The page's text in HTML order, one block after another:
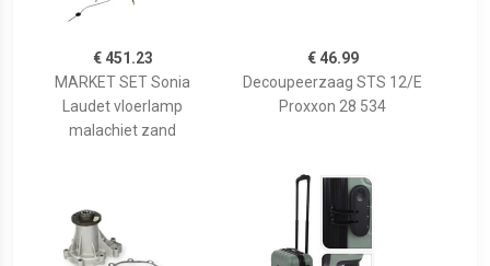
€ 451.23
MARKET SET Sonia
Laudet vloerlamp
malachiet zand
€ 46.99
Decoupeerzaag STS 12/E
Proxxon 28 534